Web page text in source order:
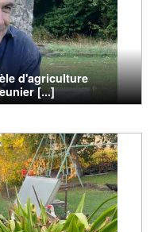
d'agriculture
[...]